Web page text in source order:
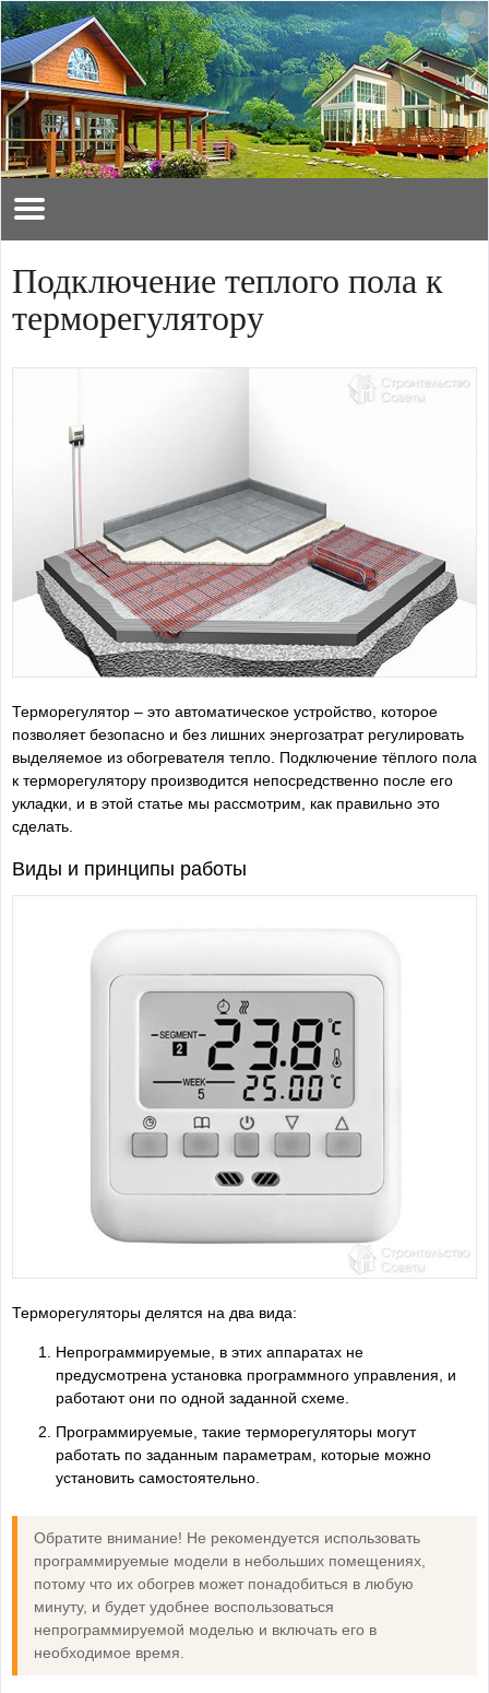
Подключение теплого пола к
терморегулятору
Терморегулятор – это автоматическое устройство, которое
позволяет безопасно и без лишних энергозатрат регулировать
выделяемое из обогревателя тепло. Подключение тёплого пола
к терморегулятору производится непосредственно после его
укладки, и в этой статье мы рассмотрим, как правильно это
сделать.
Виды и принципы работы
Терморегуляторы делятся на два вида:
Непрограммируемые, в этих аппаратах не
предусмотрена установка программного управления, и
работают они по одной заданной схеме.
Программируемые, такие терморегуляторы могут
работать по заданным параметрам, которые можно
установить самостоятельно.
Обратите внимание! Не рекомендуется использовать
программируемые модели в небольших помещениях,
потому что их обогрев может понадобиться в любую
минуту, и будет удобнее воспользоваться
непрограммируемой моделью и включать его в
необходимое время.